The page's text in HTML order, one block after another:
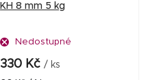
KH 8 mm 5 kg
Nedostupné
330 Kč / ks